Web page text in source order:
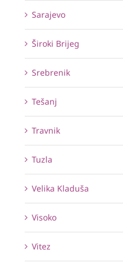
Sarajevo
Široki Brijeg
Srebrenik
Tešanj
Travnik
Tuzla
Velika Kladuša
Visoko
Vitez